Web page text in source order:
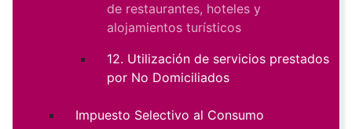
de restaurantes, hoteles y
alojamientos turísticos
12. Utilización de servicios prestados
por No Domiciliados
Impuesto Selectivo al Consumo